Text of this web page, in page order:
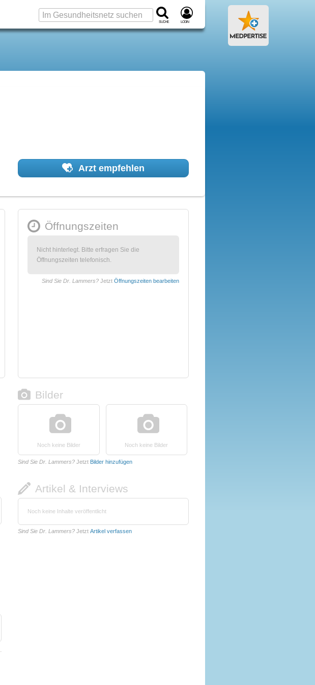
Suche Login
Arzt empfehlen
Öffnungszeiten
Nicht hinterlegt. Bitte erfragen Sie die
Öffnungszeiten telefonisch.
Sind Sie Dr. Lammers? Jetzt Öffnungszeiten bearbeiten
.
Bilder
Noch keine Bilder Noch keine Bilder
Sind Sie Dr. Lammers? Jetzt Bilder hinzufügen
Artikel & Interviews
Noch keine Inhalte veröffentlicht
Sind Sie Dr. Lammers? Jetzt Artikel verfassen